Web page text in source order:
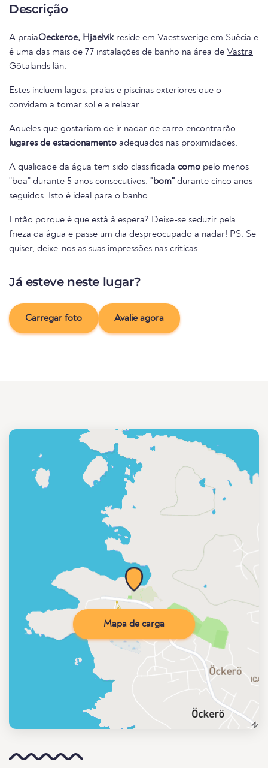
Descrição
A praiaOeckeroe, Hjaelvikreside em Vaestsverige em Suécia e
é uma das mais de 77 instalações de banho na área de Västra
Götalands län.
Estes incluem lagos, praias e piscinas exteriores que o
convidam a tomar sol e a relaxar.
Aqueles que gostariam de ir nadar de carro encontrarão
lugares de estacionamento adequados nas proximidades.
A qualidade da água tem sido classificada como pelo menos
"boa" durante 5 anos consecutivos. "bom" durante cinco anos
seguidos. Isto é ideal para o banho.
Então porque é que está à espera? Deixe-se seduzir pela
frieza da água e passe um dia despreocupado a nadar! PS: Se
quiser, deixe-nos as suas impressões nas críticas.
Já esteve neste lugar?
Carregar foto Avalie agora
Mapa de carga